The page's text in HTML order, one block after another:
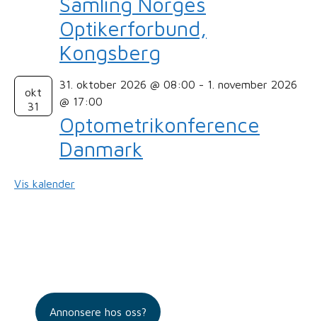
Optikerforbund,
Kongsberg
okt
31
31. oktober 2026 @ 08:00 - 1. november 2026
@ 17:00
Optometrikonference
Danmark
Vis kalender
Annonsere hos oss?